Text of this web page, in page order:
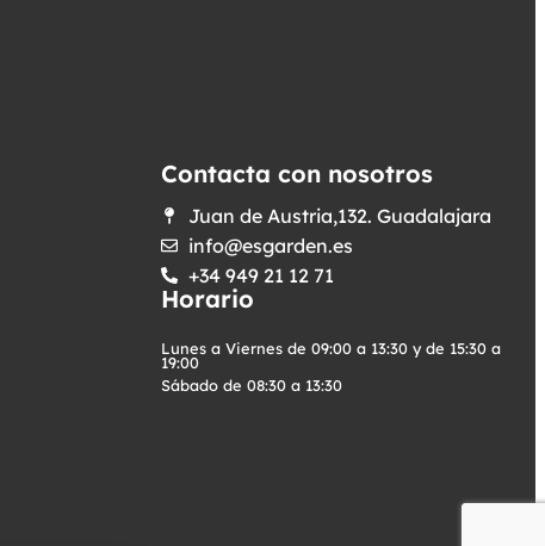
Contacta con nosotros
Juan de Austria,132. Guadalajara
info@esgarden.es
+34 949 21 12 71
Horario
Lunes a Viernes de 09:00 a 13:30 y de 15:30 a
19:00
Sábado de 08:30 a 13:30